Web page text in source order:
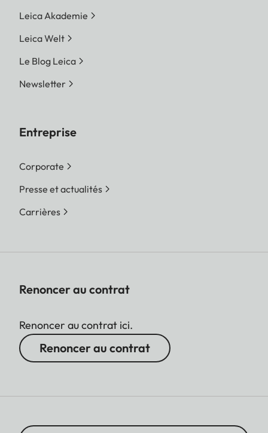
Leica Akademie
Leica Welt
Le Blog Leica
Newsletter
Entreprise
Corporate
Presse et actualités
Carrières
Renoncer au contrat
Renoncer au contrat ici.
Renoncer au contrat